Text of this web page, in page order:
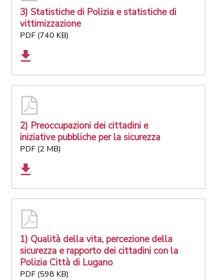
3) Statistiche di Polizia e statistiche di
vittimizzazione
PDF (740 KB)
2) Preoccupazioni dei cittadini e
iniziative pubbliche per la sicurezza
PDF (2 MB)
1) Qualità della vita, percezione della
sicurezza e rapporto dei cittadini con la
Polizia Città di Lugano
PDF (598 KB)